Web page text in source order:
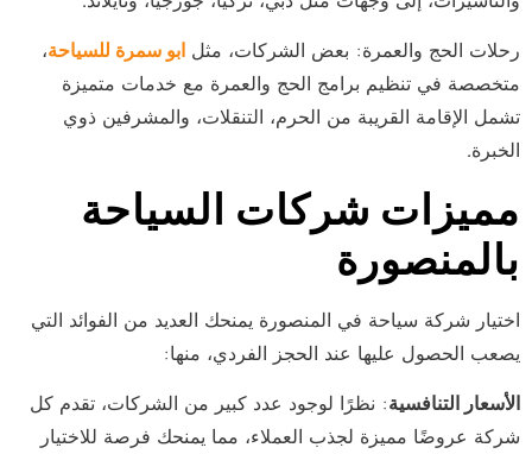
رحلات الحج والعمرة: بعض الشركات، مثل ابو سمرة للسياحة،
متخصصة في تنظيم برامج الحج والعمرة مع خدمات متميزة
تشمل الإقامة القريبة من الحرم، التنقلات، والمشرفين ذوي
الخبرة.
مميزات شركات السياحة
بالمنصورة
اختيار شركة سياحة في المنصورة يمنحك العديد من الفوائد التي
يصعب الحصول عليها عند الحجز الفردي، منها:
الأسعار التنافسية: نظرًا لوجود عدد كبير من الشركات، تقدم كل
شركة عروضًا مميزة لجذب العملاء، مما يمنحك فرصة للاختيار